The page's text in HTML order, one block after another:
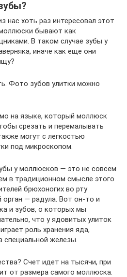
нас хоть раз интересовал этот
бывают как
В таком случае зубы у
иначе как еще они
Фото зубов улитки можно
на языке, который моллюск
срезать и перемалывать
могут с легкостью
под микроскопом.
у моллюсков — это не совсем
в традиционном смысле этого
брюхоногих во рту
орган — радула. Вот он-то и
и зубов, о которых мы
что у ядовитых улиток
роль хранения яда,
специальной железы.
Счет идет на тысячи, при
от размера самого моллюска.